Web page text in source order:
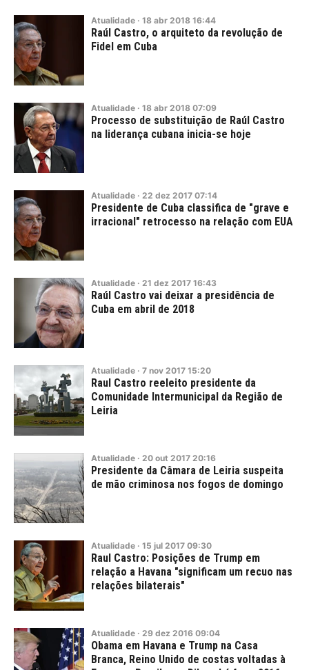
Atualidade · 18 abr 2018 16:44
Raúl Castro, o arquiteto da revolução de
Fidel em Cuba
Atualidade · 18 abr 2018 07:09
Processo de substituição de Raúl Castro
na liderança cubana inicia-se hoje
Atualidade · 22 dez 2017 07:14
Presidente de Cuba classifica de "grave e
irracional" retrocesso na relação com EUA
Atualidade · 21 dez 2017 16:43
Raúl Castro vai deixar a presidência de
Cuba em abril de 2018
Atualidade · 7 nov 2017 15:20
Raul Castro reeleito presidente da
Comunidade Intermunicipal da Região de
Leiria
Atualidade · 20 out 2017 20:16
Presidente da Câmara de Leiria suspeita
de mão criminosa nos fogos de domingo
Atualidade · 15 jul 2017 09:30
Raul Castro: Posições de Trump em
relação a Havana "significam um recuo nas
relações bilaterais"
Atualidade · 29 dez 2016 09:04
Obama em Havana e Trump na Casa
Branca, Reino Unido de costas voltadas à